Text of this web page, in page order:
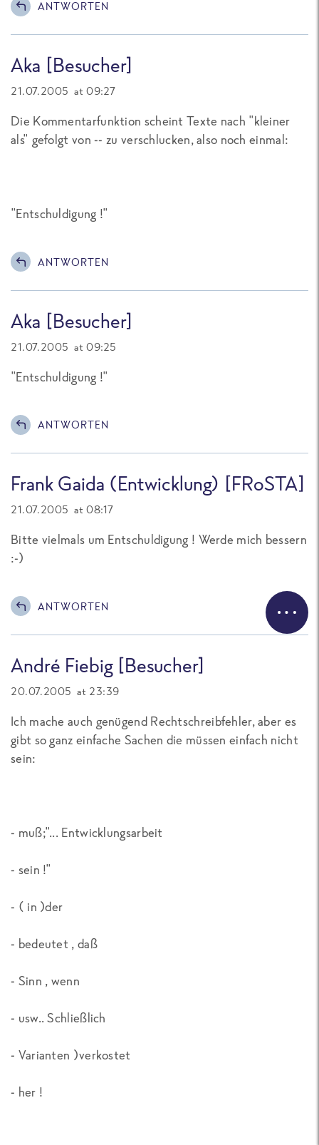
ANTWORTEN
Aka [Besucher]
21.07.2005 at 09:27
Die Kommentarfunktion scheint Texte nach "kleiner
als" gefolgt von -- zu verschlucken, also noch einmal:
"Entschuldigung !"
ANTWORTEN
Aka [Besucher]
21.07.2005 at 09:25
"Entschuldigung !"
ANTWORTEN
Frank Gaida (Entwicklung) [FRoSTA]
21.07.2005 at 08:17
Bitte vielmals um Entschuldigung ! Werde mich bessern
:-)
ANTWORTEN
André Fiebig [Besucher]
20.07.2005 at 23:39
Ich mache auch genügend Rechtschreibfehler, aber es
gibt so ganz einfache Sachen die müssen einfach nicht
sein:
- muß;"... Entwicklungsarbeit
- sein !"
- ( in )der
- bedeutet , daß
- Sinn , wenn
- usw.. Schließlich
- Varianten )verkostet
- her !